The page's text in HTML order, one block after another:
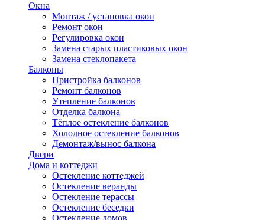
Окна
Монтаж / установка окон
Ремонт окон
Регулировка окон
Замена старых пластиковых окон
Замена стеклопакета
Балконы
Пристройка балконов
Ремонт балконов
Утепление балконов
Отделка балкона
Тёплое остекление балконов
Холодное остекление балконов
Демонтаж/вынос балкона
Двери
Дома и коттеджи
Остекление коттеджей
Остекление веранды
Остекление терассы
Остекление беседки